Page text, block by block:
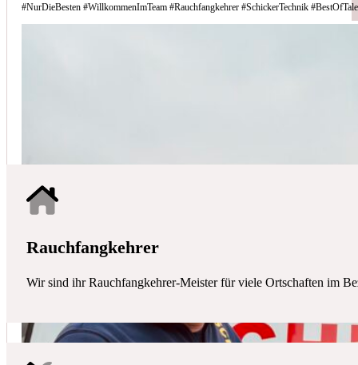
#NurDieBesten #WillkommenImTeam #Rauchfangkehrer #SchickerTechnik
Rauchfangkehrer
Wir sind ihr Rauchfangkehrer-Meister für viele Ortschaften im